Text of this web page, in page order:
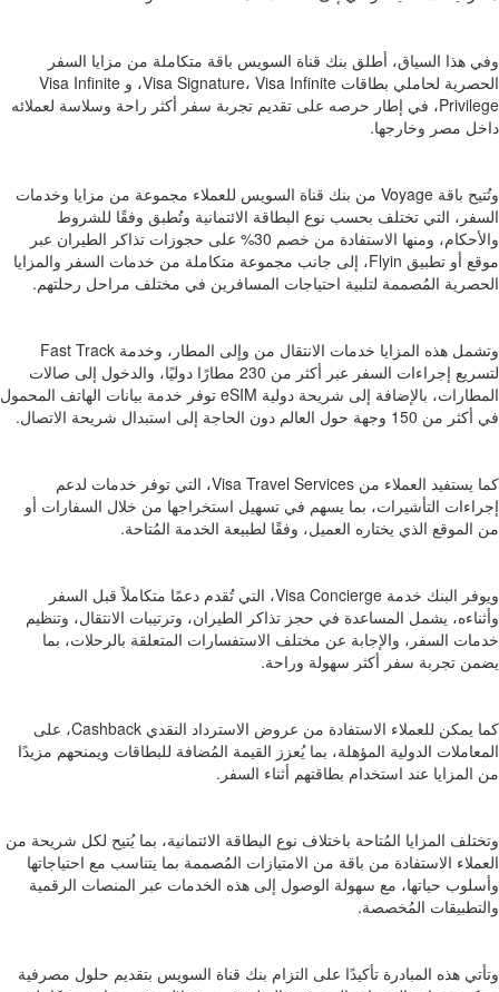
وفي هذا السياق، أطلق بنك قناة السويس باقة متكاملة من مزايا السفر
الحصرية لحاملي بطاقات Visa Signature، Visa Infinite، و Visa Infinite
Privilege، في إطار حرصه على تقديم تجربة سفر أكثر راحة وسلاسة لعملائه
داخل مصر وخارجها.
وتُتيح باقة Voyage من بنك قناة السويس للعملاء مجموعة من مزايا وخدمات
السفر، التي تختلف بحسب نوع البطاقة الائتمانية وتُطبق وفقًا للشروط
والأحكام، ومنها الاستفادة من خصم 30% على حجوزات تذاكر الطيران عبر
موقع أو تطبيق Flyin، إلى جانب مجموعة متكاملة من خدمات السفر والمزايا
الحصرية المُصممة لتلبية احتياجات المسافرين في مختلف مراحل رحلتهم.
وتشمل هذه المزايا خدمات الانتقال من وإلى المطار، وخدمة Fast Track
لتسريع إجراءات السفر عبر أكثر من 230 مطارًا دوليًا، والدخول إلى صالات
المطارات، بالإضافة إلى شريحة دولية eSIM توفر خدمة بيانات الهاتف المحمول
في أكثر من 150 وجهة حول العالم دون الحاجة إلى استبدال شريحة الاتصال.
كما يستفيد العملاء من Visa Travel Services، التي توفر خدمات لدعم
إجراءات التأشيرات، بما يسهم في تسهيل استخراجها من خلال السفارات أو
من الموقع الذي يختاره العميل، وفقًا لطبيعة الخدمة المُتاحة.
ويوفر البنك خدمة Visa Concierge، التي تُقدم دعمًا متكاملاً قبل السفر
وأثناءه، يشمل المساعدة في حجز تذاكر الطيران، وترتيبات الانتقال، وتنظيم
خدمات السفر، والإجابة عن مختلف الاستفسارات المتعلقة بالرحلات، بما
يضمن تجربة سفر أكثر سهولة وراحة.
كما يمكن للعملاء الاستفادة من عروض الاسترداد النقدي Cashback، على
المعاملات الدولية المؤهلة، بما يُعزز القيمة المُضافة للبطاقات ويمنحهم مزيدًا
من المزايا عند استخدام بطاقتهم أثناء السفر.
وتختلف المزايا المُتاحة باختلاف نوع البطاقة الائتمانية، بما يُتيح لكل شريحة من
العملاء الاستفادة من باقة من الامتيازات المُصممة بما يتناسب مع احتياجاتها
وأسلوب حياتها، مع سهولة الوصول إلى هذه الخدمات عبر المنصات الرقمية
والتطبيقات المُخصصة.
وتأتي هذه المبادرة تأكيدًا على التزام بنك قناة السويس بتقديم حلول مصرفية